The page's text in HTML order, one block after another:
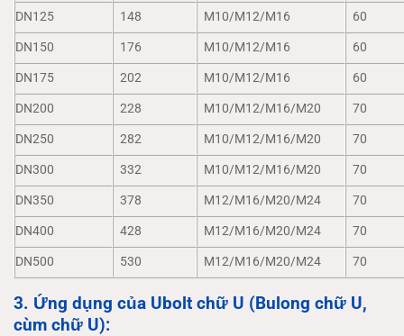
DN125
148 M10/M12/M16
60
DN150
176 M10/M12/M16
60
DN175
202 M10/M12/M16
60
DN200
228 M10/M12/M16/M20
70
DN250
282 M10/M12/M16/M20
70
DN300
332 M10/M12/M16/M20
70
DN350
378 M12/M16/M20/M24
70
DN400
428 M12/M16/M20/M24
70
DN500
530 M12/M16/M20/M24 70
3. Ứng dụng của Ubolt chữ U (Bulong chữ U,
cùm chữ U):